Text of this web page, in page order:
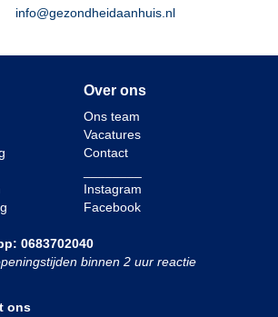
info@gezondheidaanhuis.nl
Over ons
Ons team
Vacatures
Contact
Instagram
Facebook
0683702040
binnen 2 uur reactie
ons